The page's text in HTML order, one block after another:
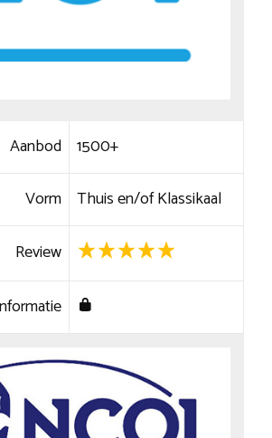
Aanbod 1500+
Vorm Thuis en/of Klassikaal
Review